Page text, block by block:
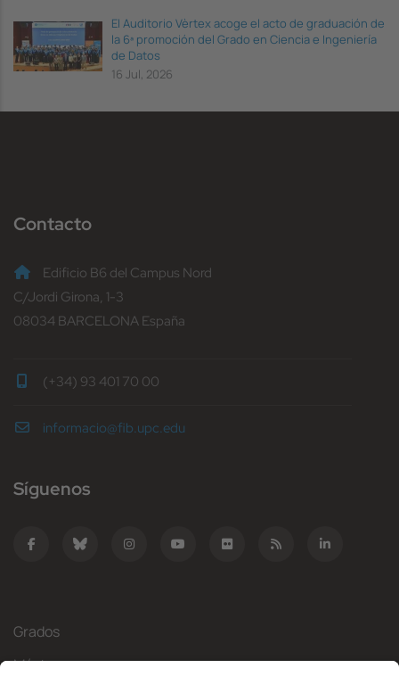
El Auditorio Vèrtex acoge el acto de graduación de
la 6ª promoción del Grado en Ciencia e Ingeniería
de Datos
16 Jul, 2026
Contacto
Edificio B6 del Campus Nord
C/Jordi Girona, 1-3
08034 BARCELONA España
(+34) 93 401 70 00
informacio@fib.upc.edu
Síguenos
Grados
Másteres